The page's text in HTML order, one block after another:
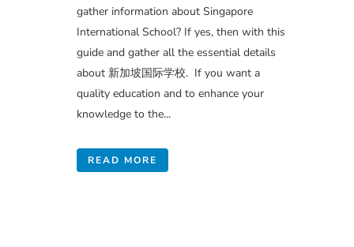
gather information about Singapore
International School? If yes, then with this
guide and gather all the essential details
about 新加坡国际学校. If you want a
quality education and to enhance your
knowledge to the...
READ MORE